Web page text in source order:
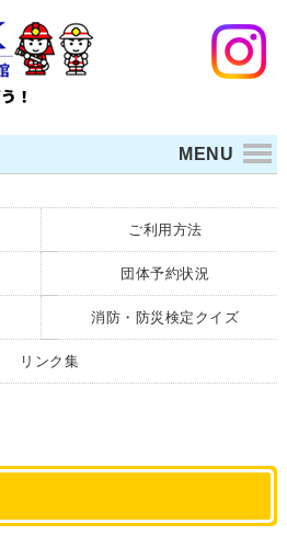
MENU
ご利用方法
団体予約状況
消防・防災検定クイズ
リンク集